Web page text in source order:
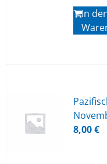
In
8,00€